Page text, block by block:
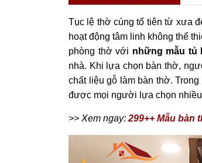
Tục lệ thờ cúng tổ tiên từ xưa
hoạt động tâm linh không thể
phòng thờ với những mẫu tủ
nhà. Khi lựa chọn bàn thờ,
chất liệu gỗ làm bàn thờ.
được mọi người lựa chọn
>> Xem ngay: 299++ Mẫu bàn